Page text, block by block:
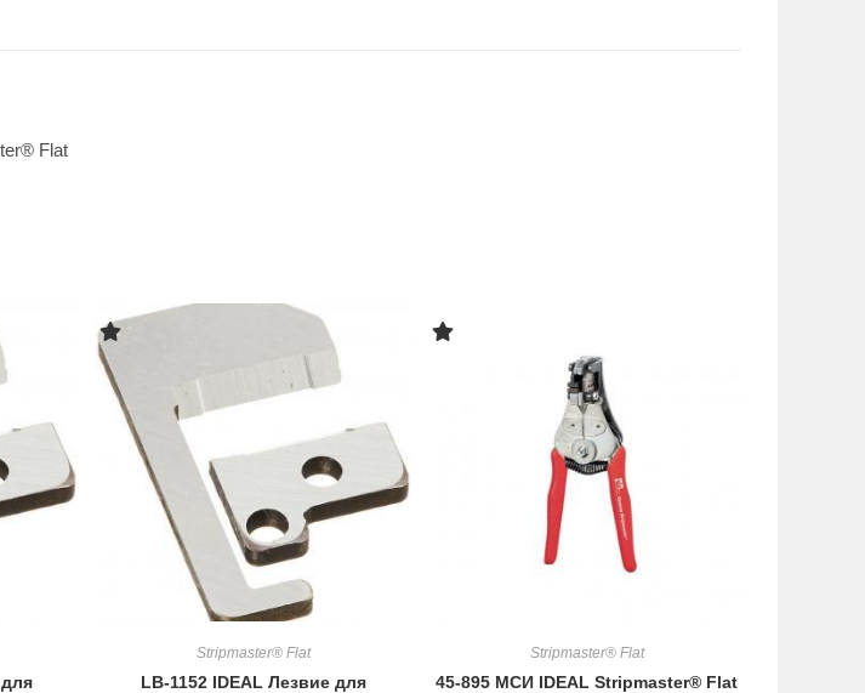
Flat
Stripmaster® Flat
LB-1152 IDEAL Лезвие для
Stripmaster® Flat
45-895 МСИ IDEAL Stripmaster® Flat